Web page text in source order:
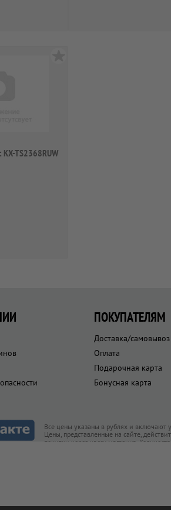
TS2368RUW
ПОКУПАТЕЛЯМ
Доставка/самовывоз
Оплата
Подарочная карта
Бонусная карта
Все цены указаны в рублях и включают
Цены, представленные на сайте,
покупки через кассу магазина.